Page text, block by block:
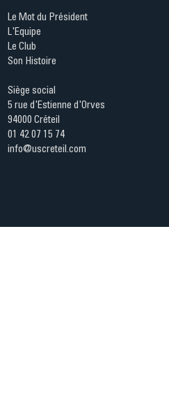
Le Mot du Président
L'Equipe
Le Club
Son Histoire
Siège social
5 rue d'Estienne d'Orves
94000 Créteil
01 42 07 15 74
info@uscreteil.com